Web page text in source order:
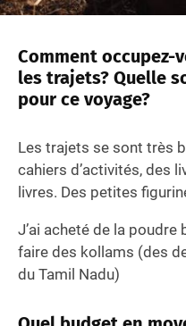
Comment occupez-
les trajets? Quelle
pour ce voyage?
Les trajets se sont très
cahiers d’activités, des
livres. Des petites
J’ai acheté de la
faire des kollams (des
du Tamil Nadu)